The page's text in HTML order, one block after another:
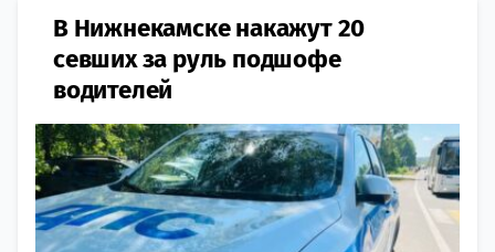
В Нижнекамске накажут 20
севших за руль подшофе
водителей